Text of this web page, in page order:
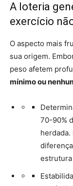
A loteria
exercício
O aspecto mais
sua origem.
peso afetem
mínimo ou
70-90%